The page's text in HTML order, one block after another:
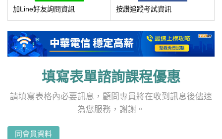
加Line好友詢問資訊 按讚追蹤考試資訊
填寫表單諮詢課程優惠
請填寫表格內必要訊息，顧問專員將在收到訊息後儘速
為您服務，謝謝。
同會員資料